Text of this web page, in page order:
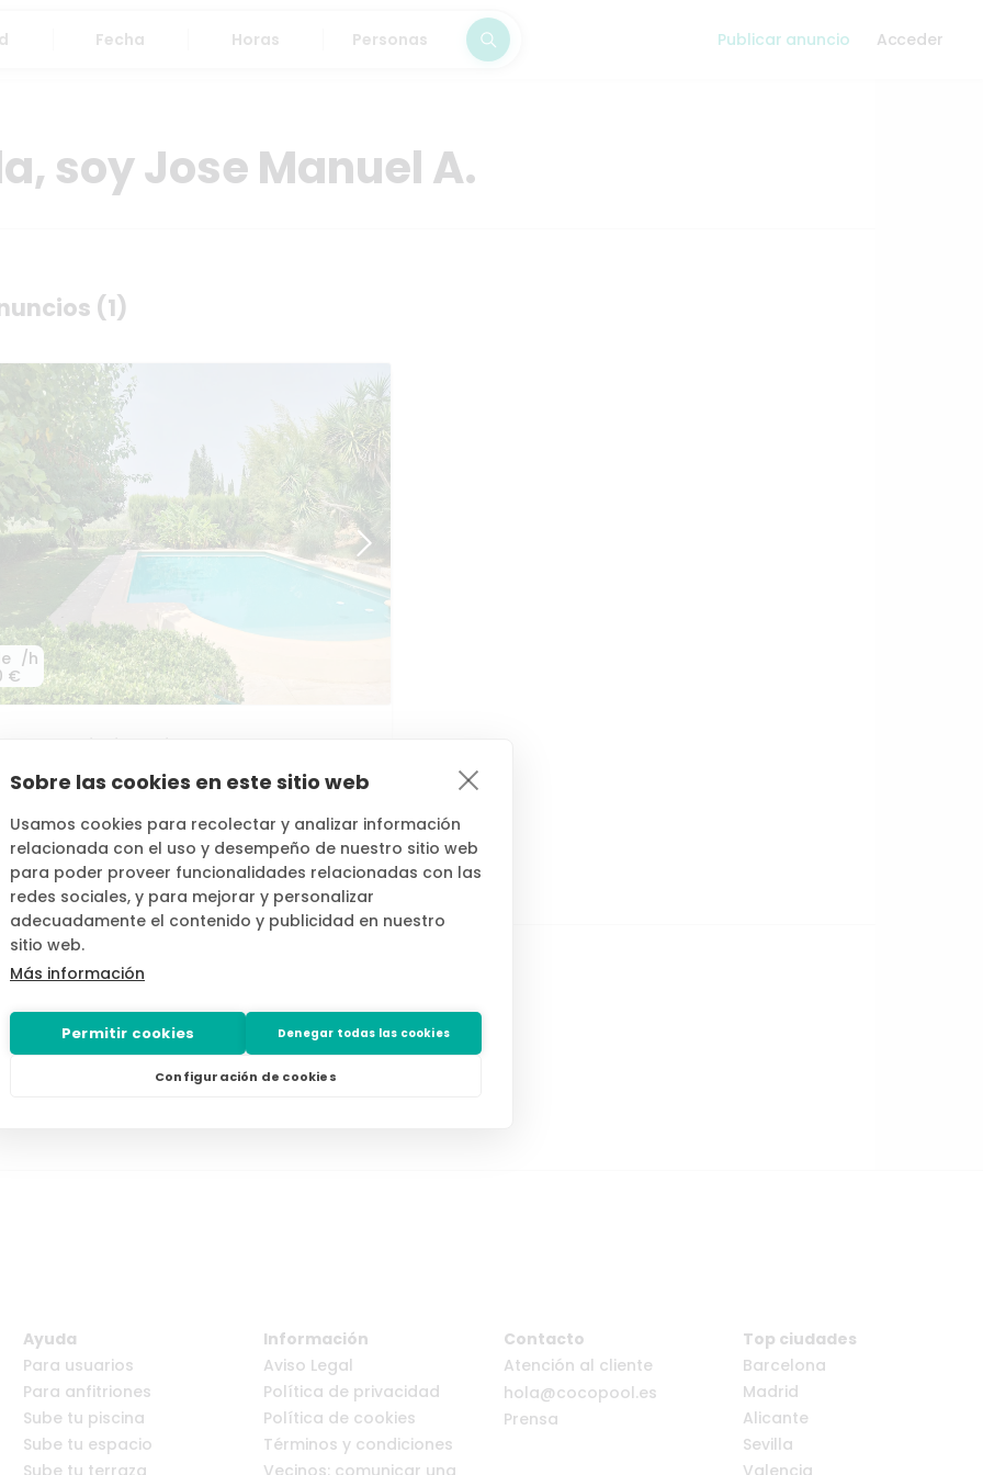
Sobre las cookies en este sitio web
Usamos cookies para recolectar y analizar información
relacionada con el uso y desempeño de nuestro sitio web
para poder proveer funcionalidades relacionadas con las
redes sociales, y para mejorar y personalizar
adecuadamente el contenido y publicidad en nuestro
sitio web.
Más información
Permitir cookies Denegar todas las cookies
Configuración de cookies
Fecha Horas Personas Buscar Publicar anuncio Acceder
soy Jose Manuel A.
(1)
€
/h
piscina privada
Un sitio idílico. Sus propietarios muy amables y atentos con una
comunicación excepcional. Para repetir.
Luis G • septiembre de 2025 •
Ayuda
Para usuarios
Para anfitriones
Sube tu piscina
Sube tu espacio
Información
Aviso Legal
Política de privacidad
Política de cookies
Términos y condiciones
Contacto
Atención al cliente
hola@cocopool.es
Prensa
Top ciudades
Barcelona
Madrid
Alicante
Sevilla